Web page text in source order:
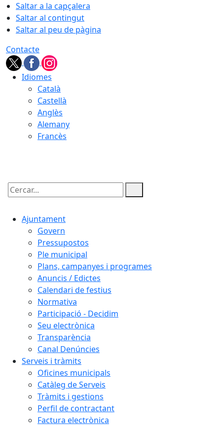
Saltar a la capçalera
Saltar al contingut
Saltar al peu de pàgina
Contacte
Idiomes
Català
Castellà
Anglès
Alemany
Francès
Cercar:
Ajuntament
Govern
Pressupostos
Ple municipal
Plans, campanyes i programes
Anuncis / Edictes
Calendari de festius
Normativa
Participació - Decidim
Seu electrònica
Transparència
Canal Denúncies
Serveis i tràmits
Oficines municipals
Catàleg de Serveis
Tràmits i gestions
Perfil de contractant
Factura electrònica